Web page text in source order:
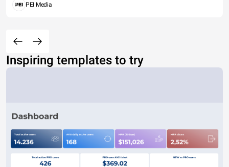
PEI Media
Inspiring templates to try